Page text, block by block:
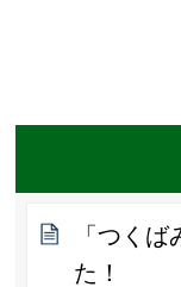
「つく
た！